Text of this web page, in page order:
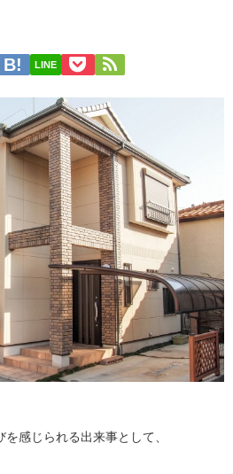
LINE
感じられる出来事として、